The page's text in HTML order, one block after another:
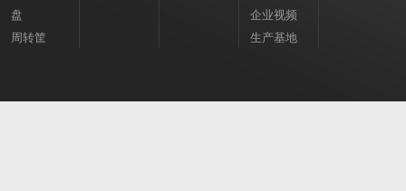
盘
周转筐
企业视频
生产基地